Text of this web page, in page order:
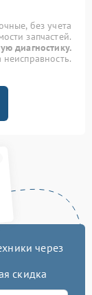
без учета
запчастей.
диагностику.
через
скидка